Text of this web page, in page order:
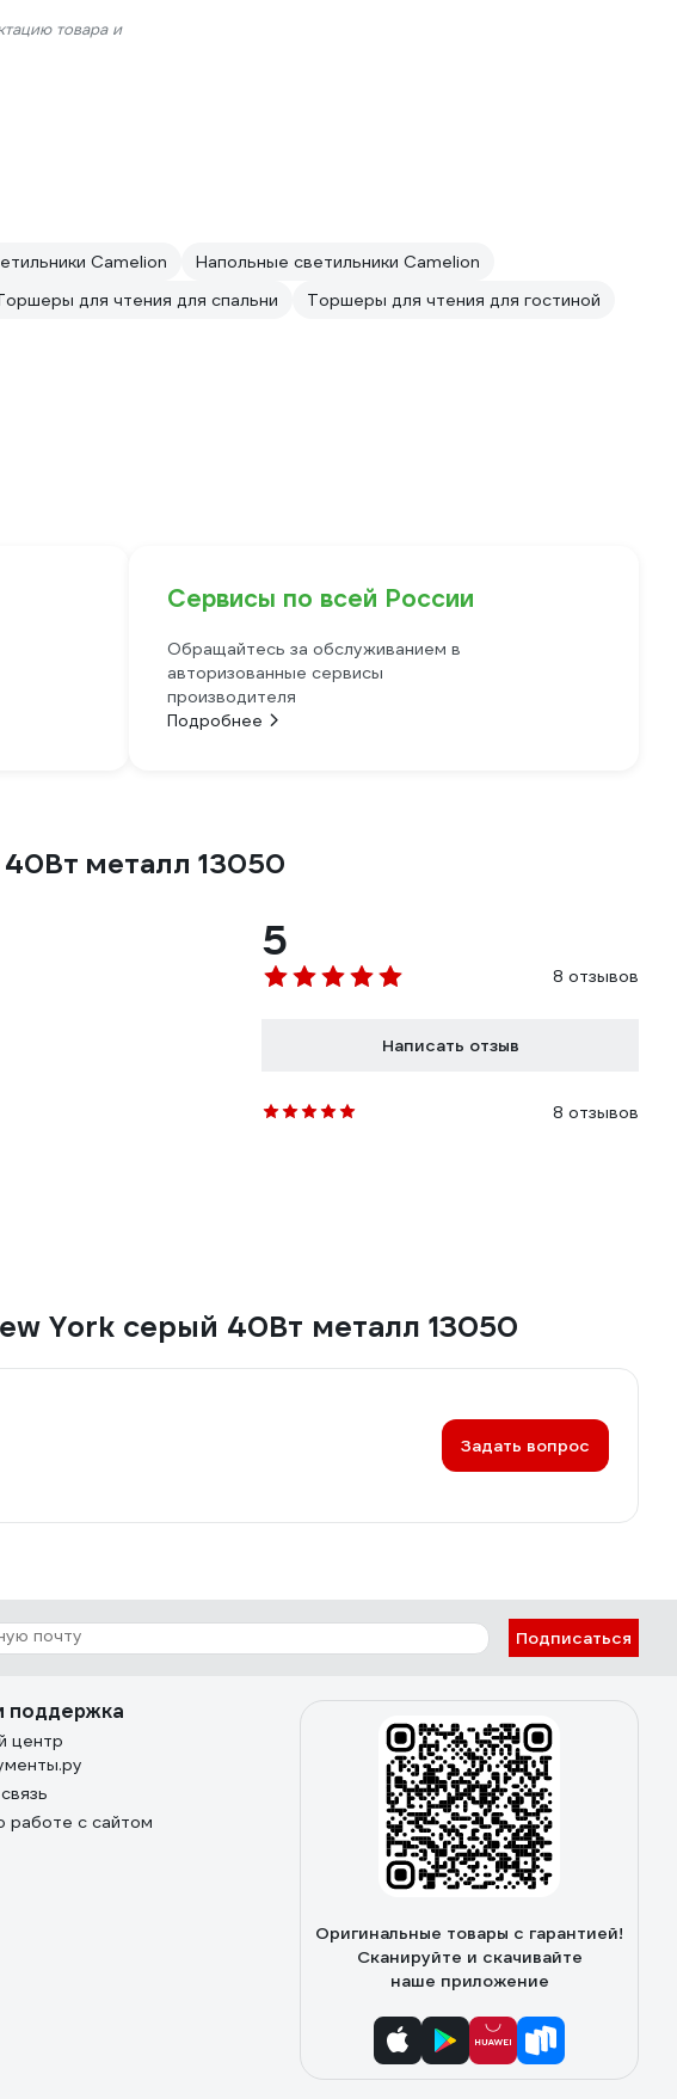
товара и
Camelion
Напольные светильники Camelion
для чтения для спальни
Торшеры для чтения для гостиной
Сервисы по всей России
Обращайтесь за обслуживанием в
авторизованные сервисы
производителя
Подробнее
металл 13050
5
8 отзывов
Написать отзыв
8 отзывов
York серый 40Вт металл 13050
Задать вопрос
Подписаться
поддержка
центр
работе с сайтом
Оригинальные товары с гарантией!
Сканируйте и скачивайте
наше приложение